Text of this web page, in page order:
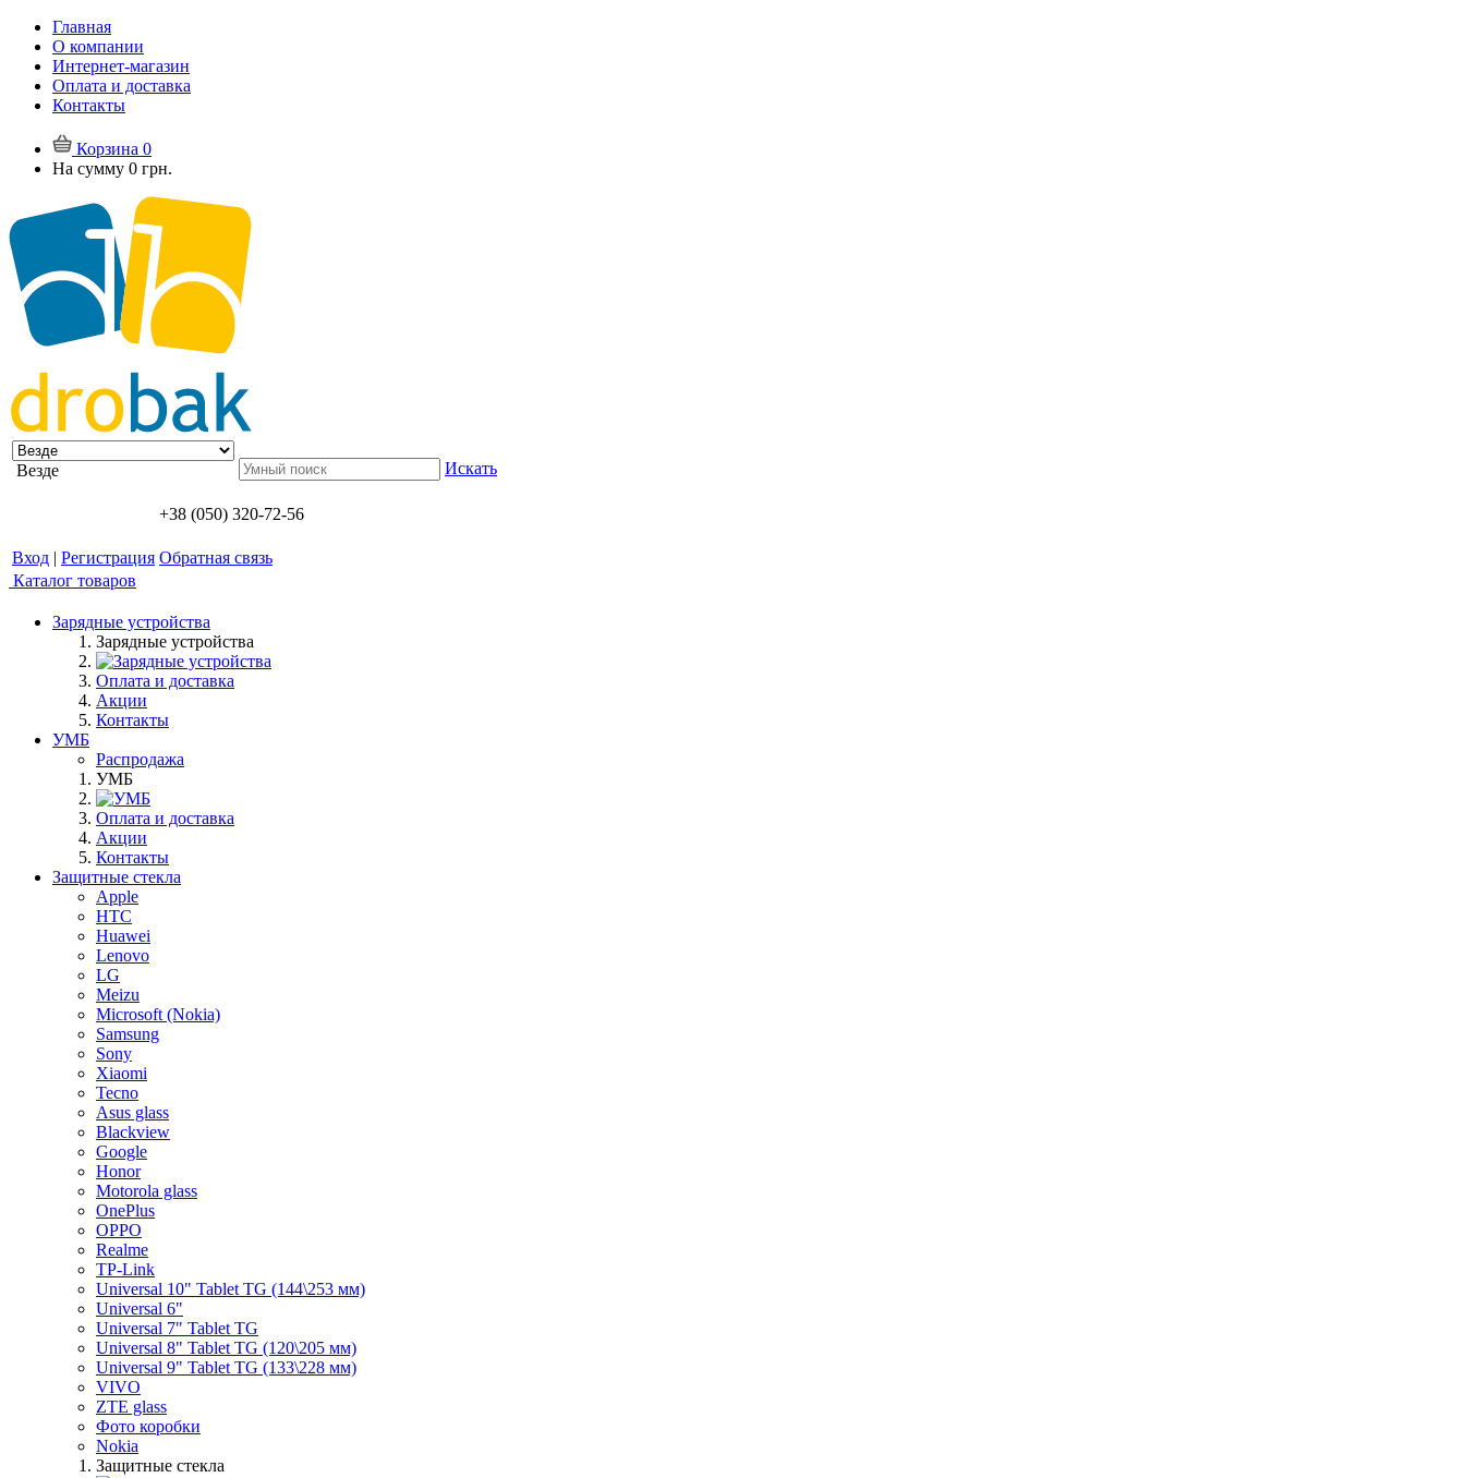
Главная
О компании
Интернет-магазин
Оплата и доставка
Контакты
Корзина 0
На сумму 0 грн.
Везде Искать
+38 (050) 320-72-56
Вход | Регистрация Обратная связь
Каталог товаров
Зарядные устройства
Зарядные устройства
Оплата и доставка
Акции
Контакты
УМБ
Распродажа
УМБ
Оплата и доставка
Акции
Контакты
Защитные стекла
Apple
HTC
Huawei
Lenovo
LG
Meizu
Microsoft (Nokia)
Samsung
Sony
Xiaomi
Tecno
Asus glass
Blackview
Google
Honor
Motorola glass
OnePlus
OPPO
Realme
TP-Link
Universal 10" Tablet TG (144\253 мм)
Universal 6"
Universal 7" Tablet TG
Universal 8" Tablet TG (120\205 мм)
Universal 9" Tablet TG (133\228 мм)
VIVO
ZTE glass
Фото коробки
Nokia
Защитные стекла